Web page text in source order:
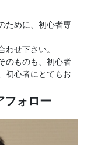
ために、初心者専
せ下さい。
のものも、初心者
初心者にとてもお
ォロー